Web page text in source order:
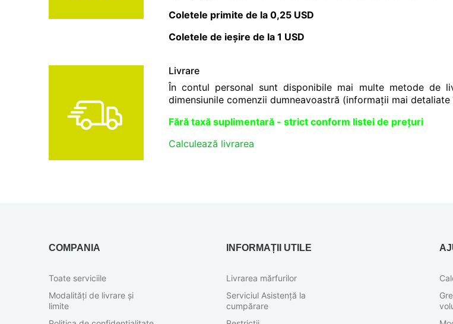
Coletele primite de la 0,25 USD
Coletele de ieșire de la 1 USD
Livrare
În contul personal sunt disponibile mai multe metode
dimensiunile comenzii dumneavoastră (informații mai detaliate
Fără taxă suplimentară - strict conform listei de prețuri
Calculează livrarea
COMPANIA
Toate serviciile
Modalități de livrare și
limite
INFORMAȚII UTILE
Livrarea mărfurilor
Serviciul Asistență la
cumpărare